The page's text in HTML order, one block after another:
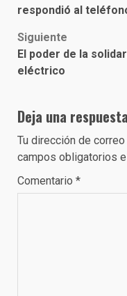
navigation
respondió al
Siguiente
El poder de la
eléctrico
Deja una respuesta
Tu dirección de
campos obligatorios
Comentario *